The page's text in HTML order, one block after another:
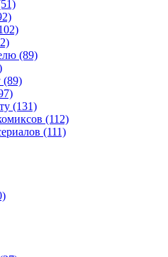
(89)
(89)
(131)
(112)
(111)